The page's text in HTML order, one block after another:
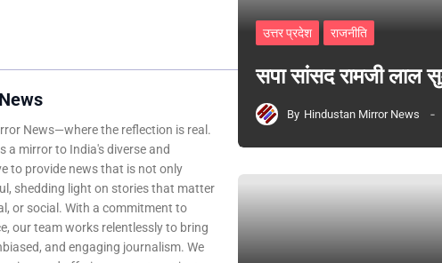
News—where the reflection is real.
a mirror to India's diverse and
to provide news that is not only
shedding light on stories that matter
or social. With a commitment to
our team works relentlessly to bring
and engaging journalism. We
उत्तर प्रदेश राजनीति
सपा सांसद रामजी लाल
By Hindustan Mirror News